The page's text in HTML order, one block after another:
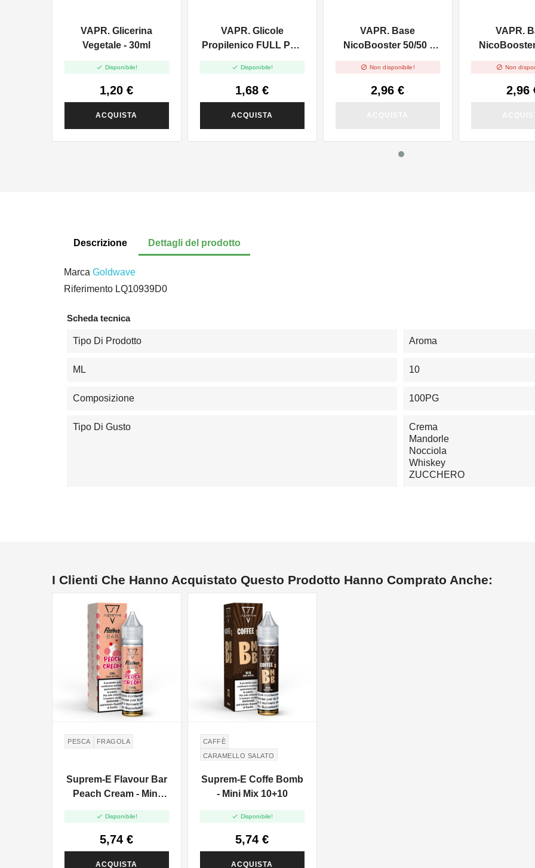
VAPR. Glicerina
Vegetale - 30ml
 Disponibile!
1,20 €
ACQUISTA
VAPR. Glicole
Propilenico FULL PG -
 Disponibile!
1,68 €
ACQUISTA
VAPR. Base
NicoBooster 50/50 -
 Non disponibile!
2,96 €
VAPR.
 Non
2,96
Descrizione Dettagli del prodotto
Marca Goldwave
Riferimento LQ10939D0
Scheda tecnica
Tipo Di Prodotto Aroma
ML 10
Composizione 100PG
Tipo Di Gusto
Crema
Mandorle
Nocciola
Whiskey
ZUCCHERO
I Clienti Che Hanno Acquistato Questo Prodotto Hanno Comprato Anche:
PESCA FRAGOLA
Suprem-E Flavour Bar
Peach Cream - Mini
 Disponibile!
5,74 €
ACQUISTA
CAFFÈ
CARAMELLO SALATO
SALTED CARAMEL
IRISH CREAM
CREMA
Suprem-E Coffe Bomb
- Mini Mix 10+10
 Disponibile!
5,74 €
ACQUISTA